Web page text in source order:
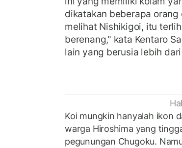
dikatakan beberapa
melihat Nishikigoi, itu
berenang," kata Kentaro
lain yang berusia lebih
Koi mungkin hanyalah ikon
warga Hiroshima yang
pegunungan Chugoku.